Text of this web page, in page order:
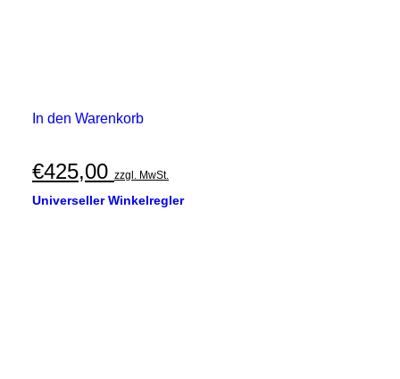
In den Warenkorb
€425,00 zzgl. MwSt.
Universeller Winkelregler